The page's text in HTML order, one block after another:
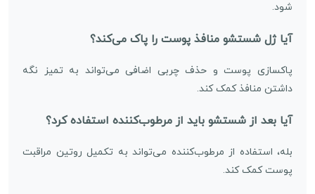
شود.
آیا ژل شستشو منافذ پوست را پاک می‌کند؟
پاکسازی پوست و حذف چربی اضافی می‌تواند به تمیز نگه
داشتن منافذ کمک کند.
آیا بعد از شستشو باید از مرطوب‌کننده استفاده کرد؟
بله، استفاده از مرطوب‌کننده می‌تواند به تکمیل روتین مراقبت
پوست کمک کند.